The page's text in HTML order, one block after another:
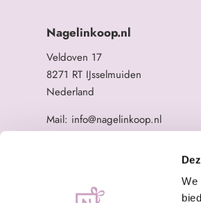
We
Nagelinkoop.nl
Veldoven 17
8271 RT IJsselmuiden
Nederland
Mail: info@nagelinkoop.nl
BTW nummer: NL863104678B01